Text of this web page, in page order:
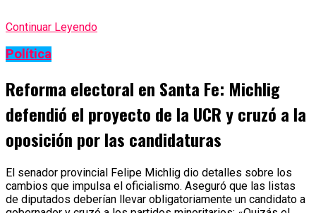
Continuar Leyendo
Política
Reforma electoral en Santa Fe: Michlig
defendió el proyecto de la UCR y cruzó a la
oposición por las candidaturas
El senador provincial Felipe Michlig dio detalles sobre los
cambios que impulsa el oficialismo. Aseguró que las listas
de diputados deberían llevar obligatoriamente un candidato a